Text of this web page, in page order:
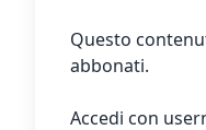
Questo
abbonati.
Accedi con